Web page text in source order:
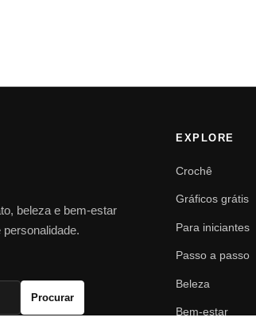
beleza e bem-estar
Procurar
EXPLORE
Crochê
Gráficos grátis
Para iniciantes
Passo a passo
Beleza
Bem-estar